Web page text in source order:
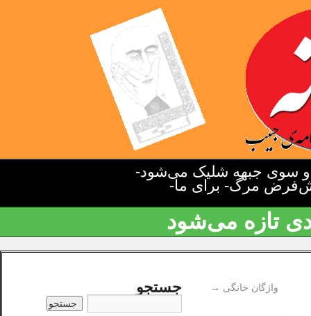
سوی جبهه شلیک می‌شود-
مرگ- برای ما-
تازه می‌شود
واژگان خانگی → جستجو